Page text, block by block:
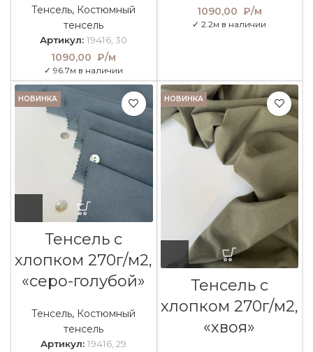
Тенсель, Костюмный
тенсель
Артикул:19416, 30
1090,00 ₽/м
✓ 96.7м в наличии
1090,00 ₽/м
✓ 2.2м в наличии
НОВИНКА
Тенсель с
хлопком 270г/м2,
«серо-голубой»
Тенсель, Костюмный
тенсель
Артикул:19416, 29
НОВИНКА
Тенсель с
хлопком 270г/м2,
«хвоя»